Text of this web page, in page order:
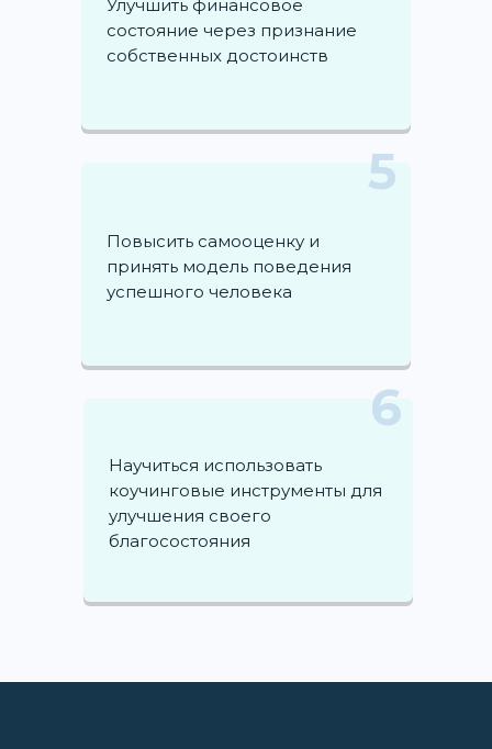
Улучшить финансовое
состояние через признание
собственных достоинств
Повысить самооценку и
принять модель поведения
успешного человека
5
Hаучиться использовать
коучинговые инструменты для
улучшения своего
благосостояния
6